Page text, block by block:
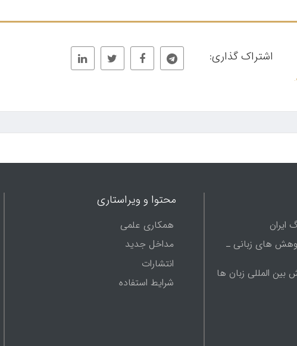
اشتراک گذاری:
ایران
های زبانی ـ
بین المللی زبان ها
محتوا و ویراستاری
همکاری علمی
مداخل جدید
انتشارات
شرایط استفاده